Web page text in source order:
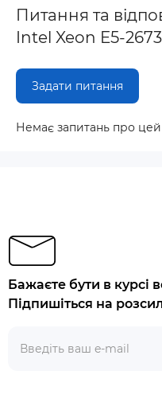
Питання та
Intel Xeon E5-2673
Задати питання
Немає запитань про цей
Бажаєте бути в курсі
Підпишіться на